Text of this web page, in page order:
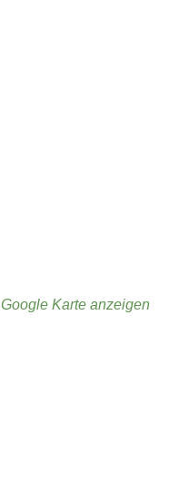
Google Karte anzeigen